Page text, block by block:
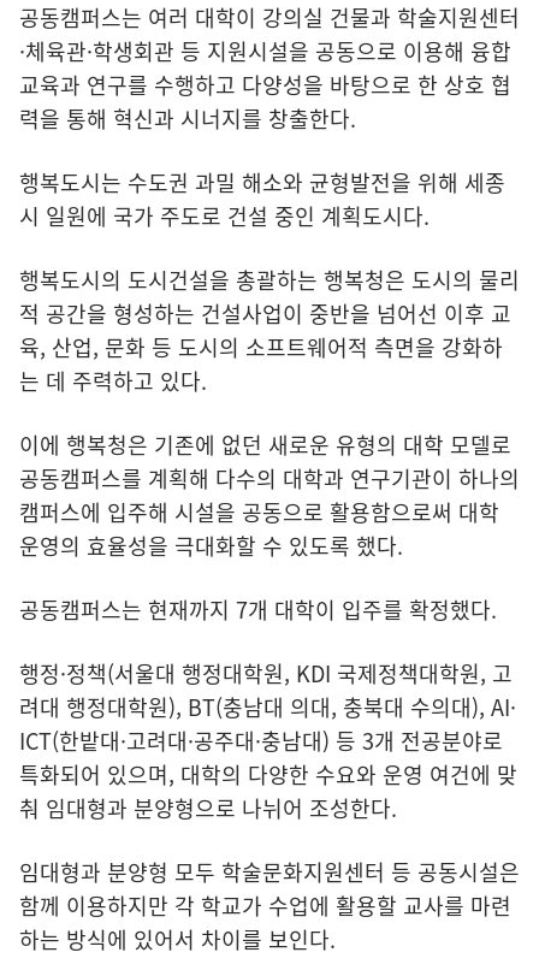
공동캠퍼스는 여러 대학이 강의실 건물과 학술지원센터
·체육관·학생회관 등 지원시설을 공동으로 이용해 융합
교육과 연구를 수행하고 다양성을 바탕으로 한 상호 협
력을 통해 혁신과 시너지를 창출한다.
행복도시는 수도권 과밀 해소와 균형발전을 위해 세종
시 일원에 국가 주도로 건설 중인 계획도시다.
행복도시의 도시건설을 총괄하는 행복청은 도시의 물리
적 공간을 형성하는 건설사업이 중반을 넘어선 이후 교
육, 산업, 문화 등 도시의 소프트웨어적 측면을 강화하
는 데 주력하고 있다.
이에 행복청은 기존에 없던 새로운 유형의 대학 모델로
공동캠퍼스를 계획해 다수의 대학과 연구기관이 하나의
캠퍼스에 입주해 시설을 공동으로 활용함으로써 대학
운영의 효율성을 극대화할 수 있도록 했다.
공동캠퍼스는 현재까지 7개 대학이 입주를 확정했다.
행정·정책(서울대 행정대학원, KDI 국제정책대학원, 고
려대 행정대학원), BT(충남대 의대, 충북대 수의대), AI·
ICT(한밭대·고려대·공주대·충남대) 등 3개 전공분야로
특화되어 있으며, 대학의 다양한 수요와 운영 여건에 맞
춰 임대형과 분양형으로 나뉘어 조성한다.
임대형과 분양형 모두 학술문화지원센터 등 공동시설은
함께 이용하지만 각 학교가 수업에 활용할 교사를 마련
하는 방식에 있어서 차이를 보인다.